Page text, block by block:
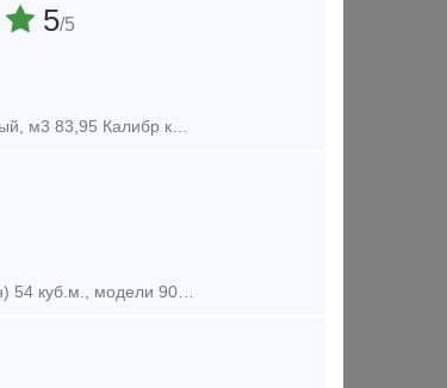
5/5
Грузоподъёмность, т, не более 66 Объём котла полный, м3 85,6 Объём котла полезный, м3 83,95 Калибр котла 90 Длина, мм - по осям сцепления автосцепок 12020 - по концевым балка
Цистерны, котлы, ж.д газовые, пропан, 54м3, б/у Цистерны ж.д газовые (пропан-бутан) 54 куб.м., модели 903-Р. Длина 10.7м, диаметр -2.65м, вес -17 тонн. По цене 450.000 руб.